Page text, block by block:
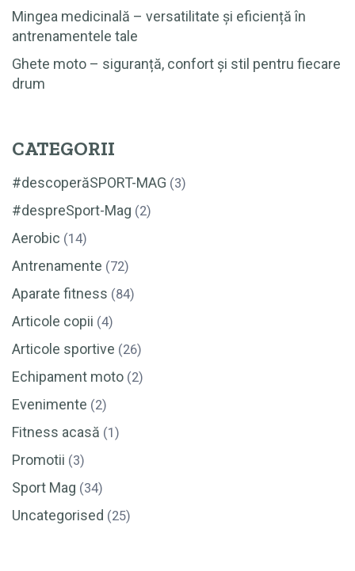
Mingea medicinală – versatilitate și eficiență în
antrenamentele tale
Ghete moto – siguranță, confort și stil pentru fiecare
drum
CATEGORII
#descoperăSPORT-MAG (3)
#despreSport-Mag (2)
Aerobic (14)
Antrenamente (72)
Aparate fitness (84)
Articole copii (4)
Articole sportive (26)
Echipament moto (2)
Evenimente (2)
Fitness acasă (1)
Promotii (3)
Sport Mag (34)
Uncategorised (25)